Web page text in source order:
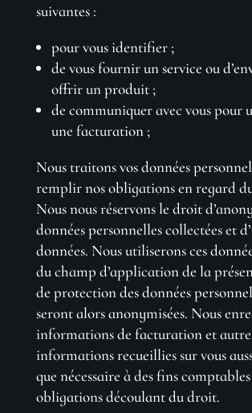
suivantes :
pour vous identifier ;
de vous fournir un service ou
offrir un produit ;
de communiquer avec vous pour
une facturation ;
Nous traitons vos données
remplir nos obligations en regard
Nous nous réservons le droit
données personnelles collectées et
données. Nous utiliserons ces
du champ d’application de la
de protection des données
seront alors anonymisées. Nous
informations de facturation et
informations recueillies sur vous
que nécessaire à des fins
obligations découlant du droit.